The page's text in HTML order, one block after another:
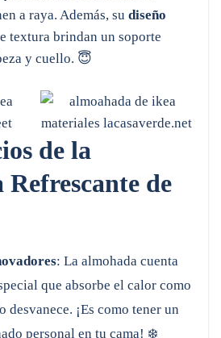
a raya. Además, su diseño
textura brindan un soporte
y cuello. 😇
de la
de
: La almohada cuenta
que absorbe el calor como
desvanece. ¡Es como tener un
personal en tu cama! ❄️